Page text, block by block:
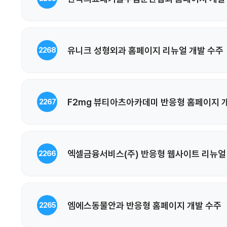
2268 유니크 성형외과 홈페이지 리뉴얼 개발 수주
2267 F2mg 뷰티아츠아카데미 반응형 홈페이지
2266 엑셀금융서비스(주) 반응형 웹사이트 리뉴
2265 엠에스동물안과 반응형 홈페이지 개발 수주